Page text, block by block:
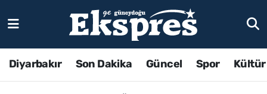
Diyarbakır Son Dakika Güncel Spor